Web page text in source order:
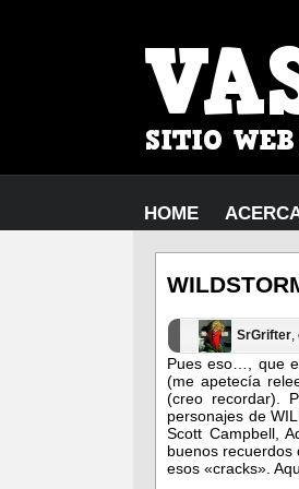
HOME
SrGrifter,
Pues eso…, que
(me apetecía
(creo recordar).
personajes de
Scott Campbell,
buenos recuerdos
esos «cracks».